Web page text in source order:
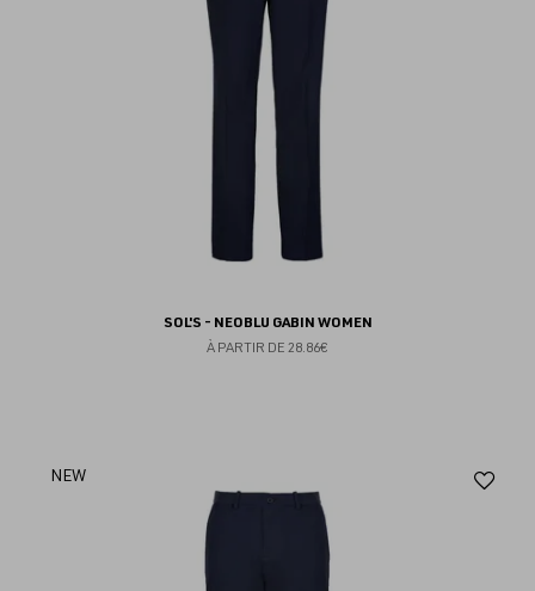
SOL'S - NEOBLU GABIN WOMEN
À PARTIR DE 28.86€
NEW